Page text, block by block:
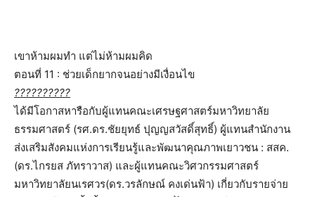
เขาห้ามผมทำ แต่ไม่ห้ามผมคิด
ตอนที่ 11 : ช่วยเด็กยากจนอย่างมีเงื่อนไข
??????????
ได้มีโอกาสหารือกับผู้แทนคณะเศรษฐศาสตร์มหาวิทยาลัย
ธรรมศาสตร์ (รศ.ดร.ชัยยุทธ์ ปุญญสวัสดิ์สุทธิ์) ผู้แทนสำนักงาน
ส่งเสริมสังคมแห่งการเรียนรู้และพัฒนาคุณภาพเยาวชน : สสค.
(ดร.ไกรยส ภัทราวาส) และผู้แทนคณะวิศวกรรมศาสตร์
มหาวิทยาลัยนเรศวร(ดร.วรลักษณ์ คงเด่นฟ้า) เกี่ยวกับรายจ่าย